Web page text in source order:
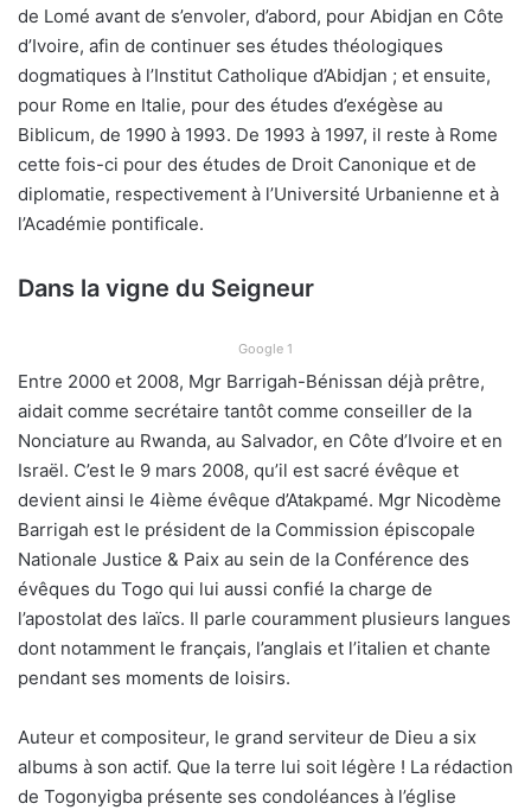
de Lomé avant de s’envoler, d’abord, pour Abidjan en Côte
d’Ivoire, afin de continuer ses études théologiques
dogmatiques à l’Institut Catholique d’Abidjan ; et ensuite,
pour Rome en Italie, pour des études d’exégèse au
Biblicum, de 1990 à 1993. De 1993 à 1997, il reste à Rome
cette fois-ci pour des études de Droit Canonique et de
diplomatie, respectivement à l’Université Urbanienne et à
l’Académie pontificale.
Dans la vigne du Seigneur
Google 1
Entre 2000 et 2008, Mgr Barrigah-Bénissan déjà prêtre,
aidait comme secrétaire tantôt comme conseiller de la
Nonciature au Rwanda, au Salvador, en Côte d’Ivoire et en
Israël. C’est le 9 mars 2008, qu’il est sacré évêque et
devient ainsi le 4ième évêque d’Atakpamé. Mgr Nicodème
Barrigah est le président de la Commission épiscopale
Nationale Justice & Paix au sein de la Conférence des
évêques du Togo qui lui aussi confié la charge de
l’apostolat des laïcs. Il parle couramment plusieurs langues
dont notamment le français, l’anglais et l’italien et chante
pendant ses moments de loisirs.
Auteur et compositeur, le grand serviteur de Dieu a six
albums à son actif. Que la terre lui soit légère ! La rédaction
de Togonyigba présente ses condoléances à l’église